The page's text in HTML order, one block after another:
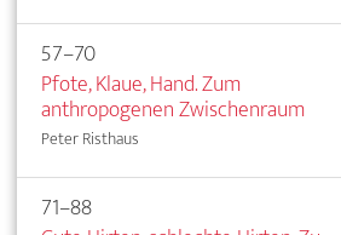
57–70
Pfote, Klaue, Hand. Zum
anthropogenen Zwischenraum
Peter Risthaus
71–88